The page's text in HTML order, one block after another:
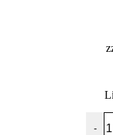
-